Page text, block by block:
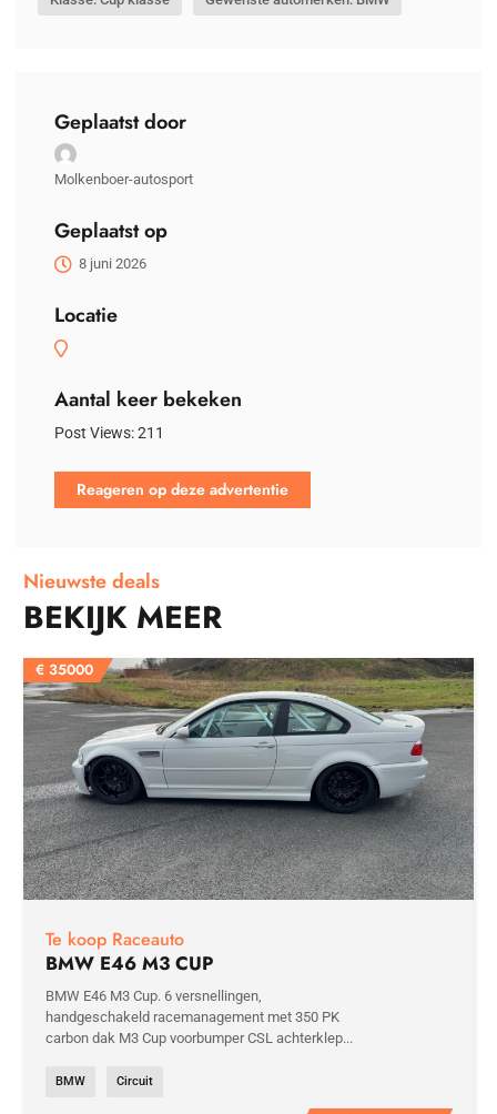
Geplaatst door
Molkenboer-autosport
Geplaatst op
8 juni 2026
Locatie
Aantal keer bekeken
Post Views:211
Reageren op deze advertentie
Nieuwste deals
BEKIJK MEER
€ 35000
Te koop Raceauto
BMW E46 M3 CUP
BMW E46 M3 Cup. 6 versnellingen,
handgeschakeld racemanagement met 350 PK
carbon dak M3 Cup voorbumper CSL achterklep...
BMW Circuit